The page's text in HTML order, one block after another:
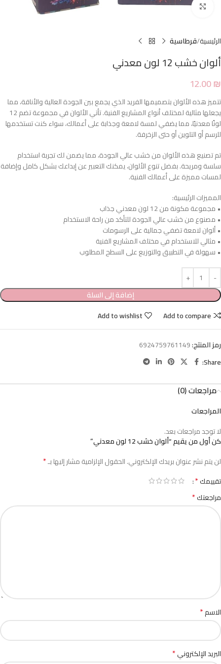
Click to enlarge
الرئيسية قرطاسية
ألوان خشب 12 لون معدني
12.00₪
تتميز هذه الألوان بتصميمها الفريد الذي يجمع بين الجودة العالية والأناقة، مما
يجعلها مثالية لمختلف أنواع المشاريع الفنية. تأتي الألوان في مجموعة تضم 12
لونًا معدنيًا، مما يضفي لمسة لامعة وجذابة على أعمالك، سواء كنت تستخدمها
للرسم أو التلوين أو حتى الزخرفة.
تم تصنيع هذه الألوان من خشب عالي الجودة، مما يضمن لك تجربة استخدام
سلسة ومريحة. بفضل تنوع الألوان، يمكنك التعبير عن إبداعك بشكل كامل وإضافة
لمسات مميزة على أعمالك الفنية.
المميزات الرئيسية:
• مجموعة مكونة من 12 لون معدني جذاب
• مصنوع من خشب عالي الجودة للتأكد من راحة الاستخدام
• ألوان لامعة تضفي جمالية على الرسومات
• مثالي للاستخدام في مختلف المشاريع الفنية
• سهولة في التطبيق والتوزيع على السطح المطلوب
إضافة إلى السلة
Add to compare
Add to wishlist
رمز المنتج:6924759761149
Share:
مراجعات (0)
المراجعات
لا توجد مراجعات بعد.
كن أول من يقيم “ألوان خشب 12 لون معدني”
لن يتم نشر عنوان بريدك الإلكتروني.الحقول الإلزامية مشار إليها بـ*
تقييمك*
مراجعتك*
الاسم*
البريد الإلكتروني*